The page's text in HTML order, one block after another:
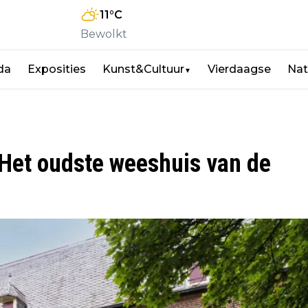
11°C
Bewolkt
Exposities Kunst&Cultuur▼ Vierdaagse
oudste weeshuis van de